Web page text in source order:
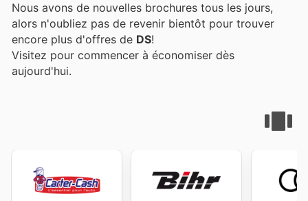
Nous avons de nouvelles brochures tous les jours,
alors n'oubliez pas de revenir bientôt pour trouver
encore plus d'offres de DS!
Visitez pour commencer à économiser dès
aujourd'hui.